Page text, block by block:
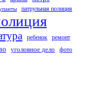
патрульная полиция
ребенок
ремонт
уголовное дело фото